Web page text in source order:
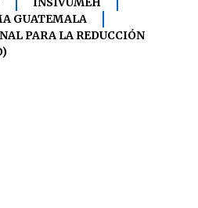
GUATEMALA
PARA LA REDUCCIÓN